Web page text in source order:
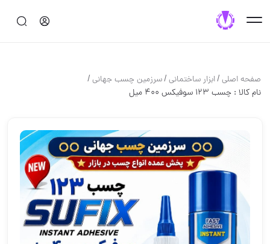
صفحه اصلی/ابزار ساختماني/سرزمین چسب جهانی/
نام کالا : چسب ۱۲۳ سوفیکس ۴۰۰ میل